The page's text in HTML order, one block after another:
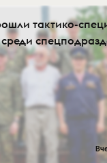
тактико-